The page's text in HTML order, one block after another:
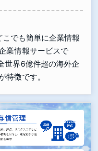
でも簡単に企業情報
業情報サービスで
世界6億件超の海外企
特徴です。